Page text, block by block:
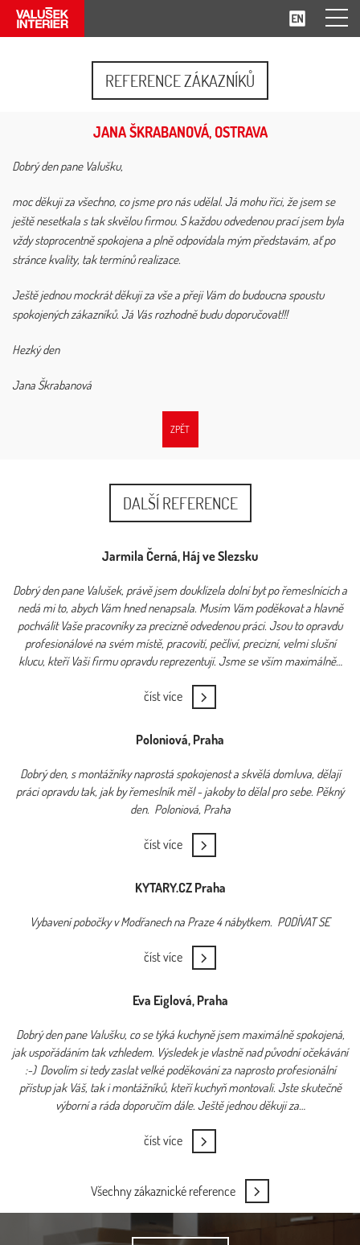
REFERENCE ZÁKAZNÍKŮ
JANA ŠKRABANOVÁ, OSTRAVA
Dobrý den pane Valušku,
moc děkuji za všechno, co jsme pro nás udělal. Já mohu říci, že jsem se
ještě nesetkala s tak skvělou firmou. S každou odvedenou prací jsem byla
vždy stoprocentně spokojena a plně odpovídala mým představám, ať po
stránce kvality, tak termínů realizace.
Ještě jednou mockrát děkuji za vše a přeji Vám do budoucna spoustu
spokojených zákazníků. Já Vás rozhodně budu doporučovat!!!
Hezký den
Jana Škrabanová
ZPĚT
DALŠÍ REFERENCE
Jarmila Černá, Háj ve Slezsku
Dobrý den pane Valušek, právě jsem douklízela dolní byt po řemeslnících a
nedá mi to, abych Vám hned nenapsala. Musím Vám poděkovat a hlavně
pochválit Vaše pracovníky za precizně odvedenou práci. Jsou to opravdu
profesionálové na svém místě, pracovití, pečliví, precizní, velmi slušní
klucu, kteří Vaši firmu opravdu reprezentují. Jsme se vším maximálně…
číst více
Poloniová, Praha
Dobrý den, s montážníky naprostá spokojenost a skvělá domluva, dělají
práci opravdu tak, jak by řemeslník měl - jakoby to dělal pro sebe. Pěkný
den. Poloniová, Praha
číst více
KYTARY.CZ Praha
Vybavení pobočky v Modřanech na Praze 4 nábytkem. PODÍVAT SE
číst více
Eva Eiglová, Praha
Dobrý den pane Valušku, co se týká kuchyně jsem maximálně spokojená,
jak uspořádáním tak vzhledem. Výsledek je vlastně nad původní očekávání
:-) Dovolím si tedy zaslat velké poděkování za naprosto profesionální
přístup jak Váš, tak i montážníků, kteří kuchyň montovali. Jste skutečně
výborní a ráda doporučím dále. Ještě jednou děkuji za…
číst více
Všechny zákaznické reference